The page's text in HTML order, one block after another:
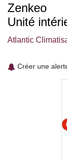
Zenkeo
Unité
Atlantic
Créer une